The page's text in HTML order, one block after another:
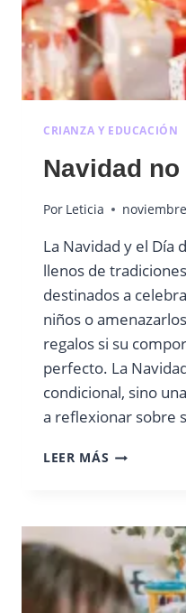
CRIANZA Y EDUCACIÓN
Navidad
Por Leticia
La Navidad y el Día
llenos de
destinados a
niños o
regalos si su
perfecto. La
condicional, sino
a reflexionar sobre
LEER MÁS NAVIDAD
PREMIO